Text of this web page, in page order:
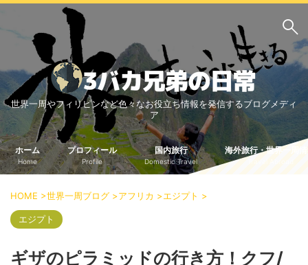
サイト内検索
3バカ兄弟のブログ
三男：増田っちのブロ
グ
次男：タクジのブログ
長男：Yoshiのブログ
ビジネス・ライフハック
車関係
国内旅行
世界一周やフィリピンなど色々なお役立ち情報を発信するブログメディ
ア
ホーム
Home
プロフィール
Profile
国内旅行
Domestic Travel
海外旅行・世界一周
HOME >世界一周ブログ >アフリカ >エジプト >
エジプト
ギザのピラミッドの行き方！クフ/